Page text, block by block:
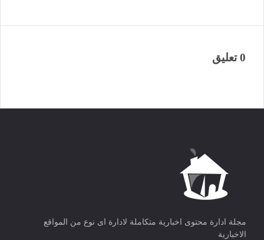
0 تعليق
مجلة ادارة محتوى اخبارية متكاملة لادارة اى نوع من المواقع
الاخبارية